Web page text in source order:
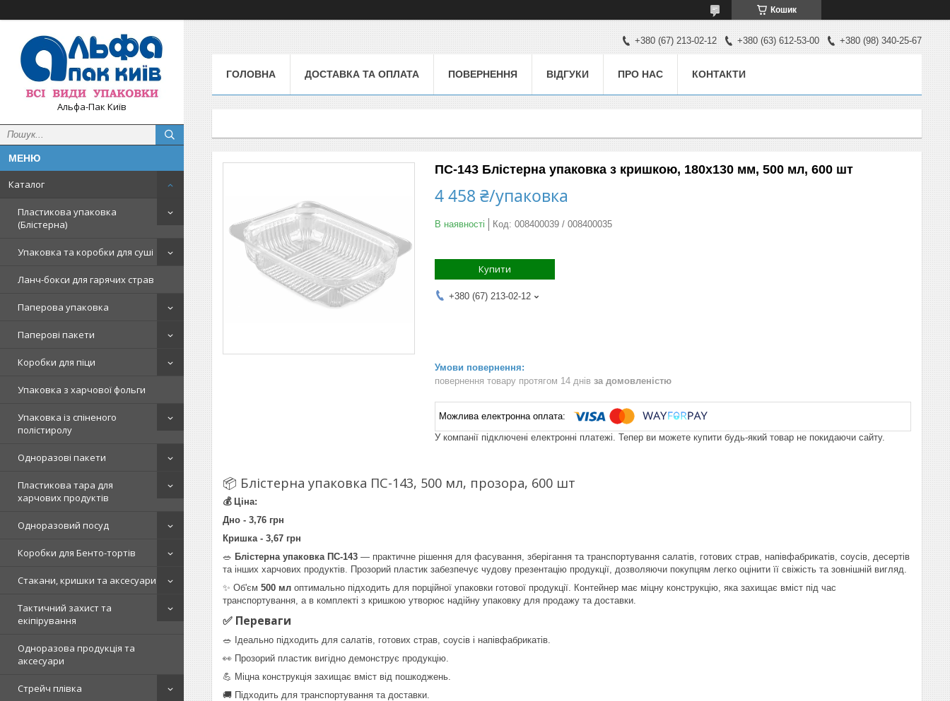
Кошик
Альфа-Пак Київ
Каталог
Пластикова упаковка
(Блістерна)
Упаковка та коробки для суші
Ланч-бокси для гарячих страв
Паперова упаковка
Паперові пакети
Коробки для піци
Упаковка з харчової фольги
Упаковка із спіненого
полістиролу
Одноразові пакети
Пластикова тара для
харчових продуктів
Одноразовий посуд
Коробки для Бенто-тортів
Стакани, кришки та аксесуари
Тактичний захист та
екіпірування
Одноразова продукція та
аксесуари
Стрейч плівка
+380 (67) 213-02-12 +380 (63) 612-53-00 +380 (98) 340-25-67
ГОЛОВНА ДОСТАВКА ТА ОПЛАТА ПОВЕРНЕННЯ ВІДГУКИ ПРО НАС КОНТАКТИ
ПС-143 Блістерна упаковка з кришкою, 180х130 мм, 500 мл, 600 шт
4 458 ₴/упаковка
В наявності Код: 008400039 / 008400035
Купити
+380 (67) 213-02-12
повернення товару протягом 14 днів за домовленістю
У компанії підключені електронні платежі. Тепер ви можете купити будь-який товар не покидаючи сайту.
📦 Блістерна упаковка ПС-143, 500 мл, прозора, 600 шт
💰 Ціна:
Дно - 3,76 грн
Кришка - 3,67 грн
🥗 Блістерна упаковка ПС-143 — практичне рішення для фасування, зберігання та транспортування салатів, готових страв, напівфабрикатів, соусів, десертів
та інших харчових продуктів. Прозорий пластик забезпечує чудову презентацію продукції, дозволяючи покупцям легко оцінити її свіжість та зовнішній вигляд.
✨ Об'єм 500 мл оптимально підходить для порційної упаковки готової продукції. Контейнер має міцну конструкцію, яка захищає вміст під час
транспортування, а в комплекті з кришкою утворює надійну упаковку для продажу та доставки.
✅ Переваги
🥗 Ідеально підходить для салатів, готових страв, соусів і напівфабрикатів.
👀 Прозорий пластик вигідно демонструє продукцію.
💪 Міцна конструкція захищає вміст від пошкоджень.
🚚 Підходить для транспортування та доставки.